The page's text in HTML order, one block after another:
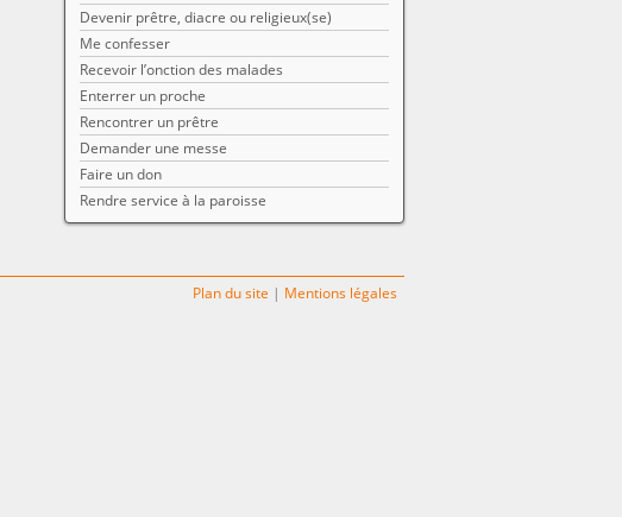
Devenir prêtre, diacre ou religieux(se)
Me confesser
Recevoir l’onction des malades
Enterrer un proche
Rencontrer un prêtre
Demander une messe
Faire un don
Rendre service à la paroisse
Plan du site | Mentions légales